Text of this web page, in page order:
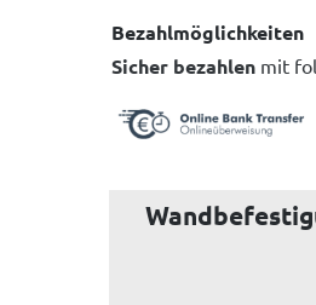
Bezahlmöglichkeiten
Sicher bezahlen mit